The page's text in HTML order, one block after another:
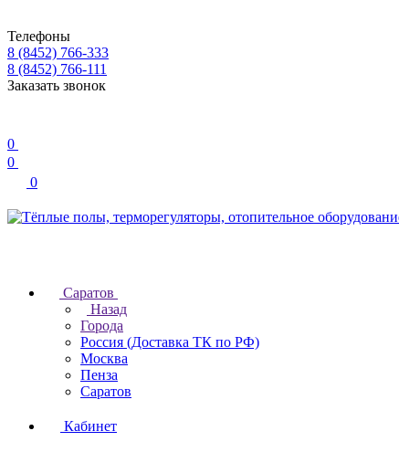
Телефоны
8 (8452) 766-333
8 (8452) 766-111
Заказать звонок
0
0
0
Саратов
Назад
Города
Россия (Доставка ТК по РФ)
Москва
Пенза
Саратов
Кабинет